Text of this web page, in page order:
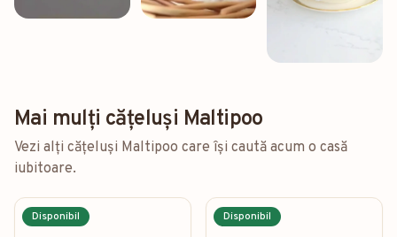
Mai mulți cățeluși Maltipoo
Vezi alți cățeluși Maltipoo care își caută acum o casă
iubitoare.
Disponibil
Oliver Disponibil
Nala